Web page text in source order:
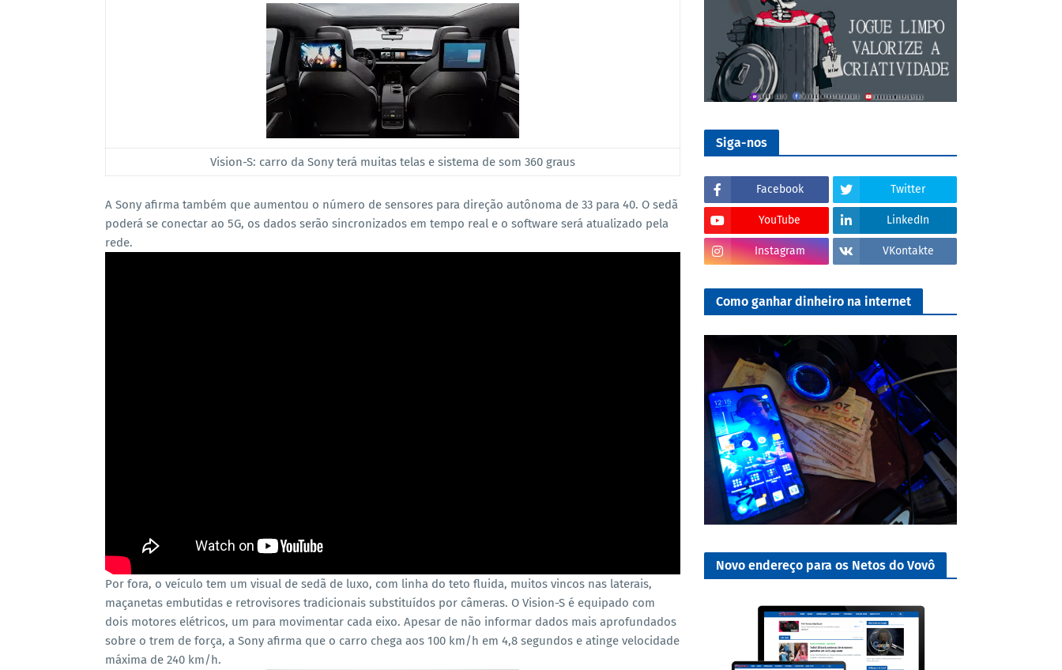
Vision-S: carro da Sony terá muitas telas e sistema de som 360 graus
A Sony afirma também que aumentou o número de sensores para direção autônoma de 33 para 40. O sedã
poderá se conectar ao 5G, os dados serão sincronizados em tempo real e o software será atualizado pela
rede.
Por fora, o veículo tem um visual de sedã de luxo, com linha do teto fluida, muitos vincos nas laterais,
maçanetas embutidas e retrovisores tradicionais substituídos por câmeras. O Vision-S é equipado com
dois motores elétricos, um para movimentar cada eixo. Apesar de não informar dados mais aprofundados
sobre o trem de força, a Sony afirma que o carro chega aos 100 km/h em 4,8 segundos e atinge velocidade
máxima de 240 km/h.
Siga-nos
Facebook Twitter
YouTube LinkedIn
Instagram VKontakte
Como ganhar dinheiro na internet
Novo endereço para os Netos do Vovô